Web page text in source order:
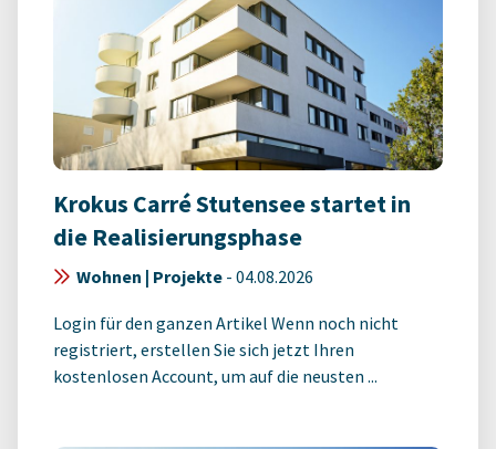
Krokus Carré Stutensee startet in
die Realisierungsphase
Wohnen | Projekte - 04.08.2026
Login für den ganzen Artikel Wenn noch nicht
registriert, erstellen Sie sich jetzt Ihren
kostenlosen Account, um auf die neusten ...